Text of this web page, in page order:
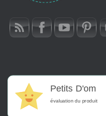
Petits D'om
évaluation du produit